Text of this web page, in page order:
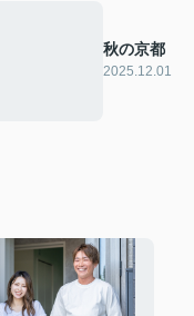
秋の京都
2025.12.01